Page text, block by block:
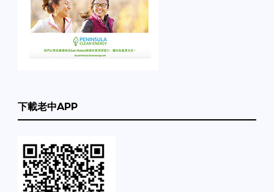
下載老中APP